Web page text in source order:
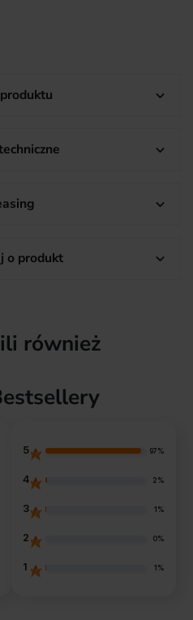



o produkt 
również
5 97%
4 2%
3 1%
2 0%
1 1%